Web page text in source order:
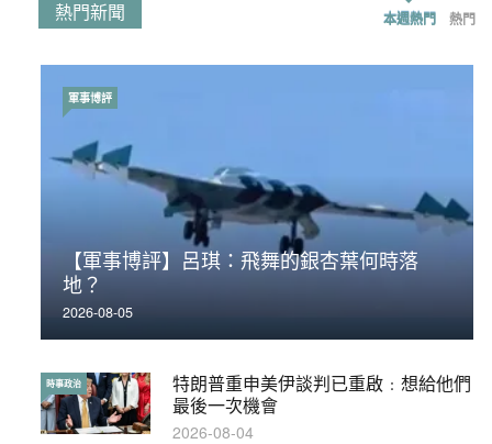
熱門新聞 本週熱門 熱門
【軍事博評】呂琪：飛舞的銀杏葉何時落
地？
2026-08-05
軍事博評
特朗普重申美伊談判已重啟﹕想給他們
最後一次機會
時事政治
2026-08-04
荃灣反黑組「砌生豬肉」砌錯O記臥底4警員
被控
2019-11-01
時事政治
【輕百科】被抽中當陪審員能拒絕嗎？
輕百科
2017-10-17